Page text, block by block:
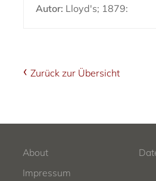
Autor: Lloyd's; 1879:
Zurück zur Übersicht
About
Impressum